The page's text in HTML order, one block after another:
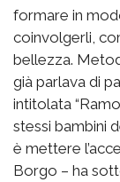
formare in
coinvolgerli,
bellezza.
già parlava di
intitolata
stessi bambini
è mettere
Borgo – ha